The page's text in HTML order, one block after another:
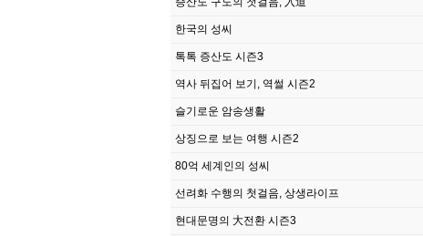
한국의 성씨
톡톡 증산도 시즌3
역사 뒤집어 보기, 역썰 시즌2
슬기로운 암송생활
상징으로 보는 여행 시즌2
80억 세계인의 성씨
선려화 수행의 첫걸음, 상생라이프
현대문명의 大전환 시즌3